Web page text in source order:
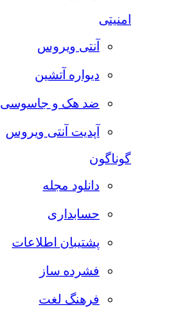
امنیتی
آنتی ویروس
دیواره آتشین
ضد هک و جاسوسی
آپدیت آنتی ویروس
گوناگون
دانلود مجله
حسابداری
پشتیبان اطلاعات
فشرده ساز
فرهنگ لغت